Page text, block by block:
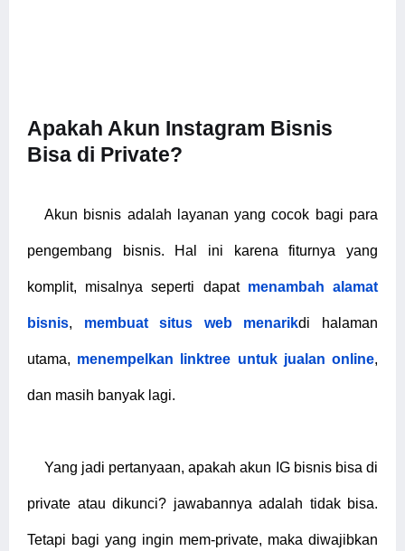
Apakah Akun Instagram Bisnis
Bisa di Private?
Akun bisnis adalah layanan yang cocok bagi para
pengembang bisnis. Hal ini karena fiturnya yang
komplit, misalnya seperti dapat menambah alamat
bisnis, membuat situs web menarikdi halaman
utama, menempelkan linktree untuk jualan online,
dan masih banyak lagi.
Yang jadi pertanyaan, apakah akun IG bisnis bisa di
private atau dikunci? jawabannya adalah tidak bisa.
Tetapi bagi yang ingin mem-private, maka diwajibkan